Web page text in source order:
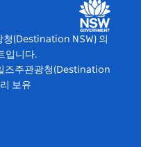
NSW) 미디
(Destination NSW) 의
입니다.
즈주관광청(Destination
보유